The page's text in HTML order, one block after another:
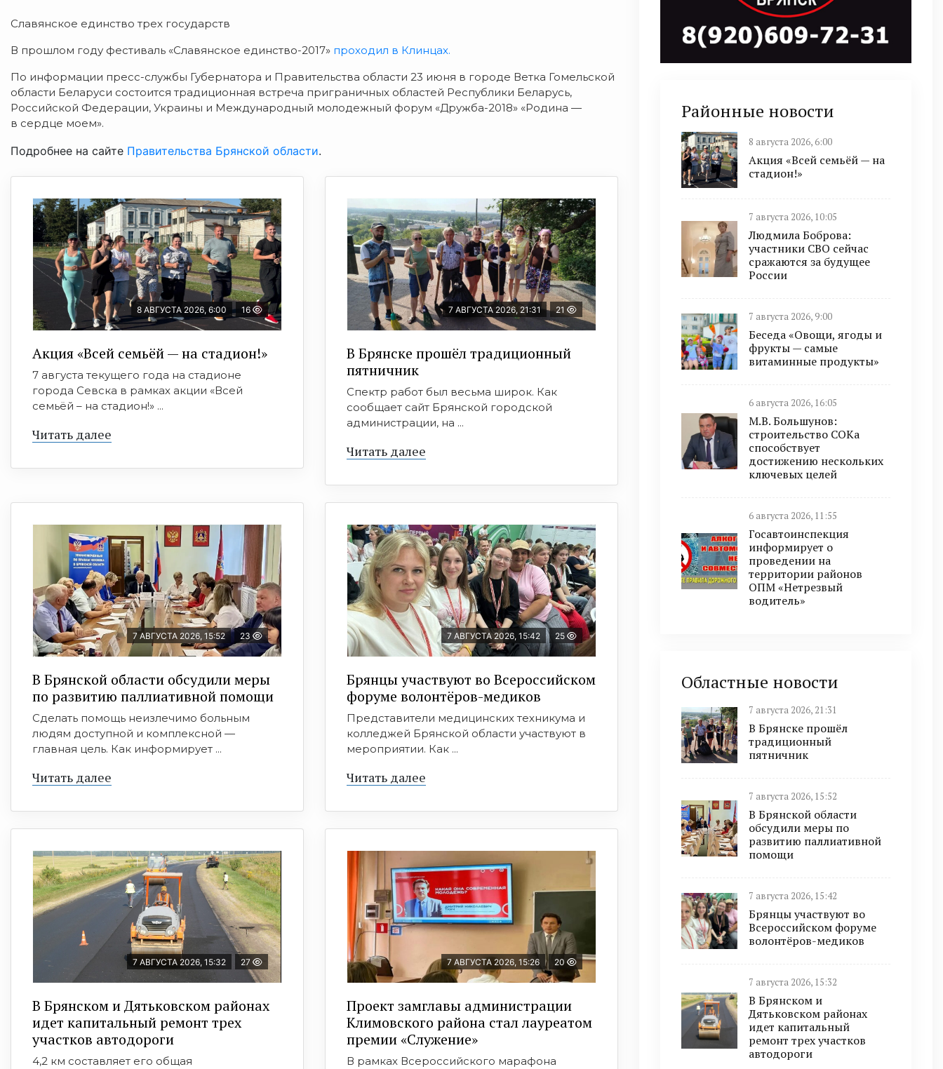
Славянское единство трех государств
В прошлом году фестиваль «Славянское единство-2017» проходил в Клинцах.
По информации пресс-службы Губернатора и Правительства области 23 июня в городе Ветка Гомельской
области Беларуси состоится традиционная встреча приграничных областей Республики Беларусь,
Российской Федерации, Украины и Международный молодежный форум «Дружба-2018» «Родина —
в сердце моем».
Подробнее на сайте Правительства Брянской области.
8 АВГУСТА 2026, 6:00 16
Акция «Всей семьёй — на стадион!»
7 августа текущего года на стадионе
города Севска в рамках акции «Всей
семьёй – на стадион!» ...
Читать далее
7 АВГУСТА 2026, 21:31 21
В Брянске прошёл традиционный
пятничник
Спектр работ был весьма широк. Как
сообщает сайт Брянской городской
администрации, на ...
Читать далее
7 АВГУСТА 2026, 15:52 23
В Брянской области обсудили меры
по развитию паллиативной помощи
Сделать помощь неизлечимо больным
людям доступной и комплексной —
главная цель. Как информирует ...
Читать далее
7 АВГУСТА 2026, 15:42 25
Брянцы участвуют во Всероссийском
форуме волонтёров-медиков
Представители медицинских техникума и
колледжей Брянской области участвуют в
мероприятии. Как ...
Читать далее
7 АВГУСТА 2026, 15:32 27
В Брянском и Дятьковском районах
идет капитальный ремонт трех
участков автодороги
4,2 км составляет его общая
7 АВГУСТА 2026, 15:26 20
Проект замглавы администрации
Климовского района стал лауреатом
премии «Служение»
В рамках Всероссийского марафона
Районные новости
8 августа 2026, 6:00
Акция «Всей семьёй — на
стадион!»
7 августа 2026, 10:05
Людмила Боброва:
участники СВО сейчас
сражаются за будущее
России
7 августа 2026, 9:00
Беседа «Овощи, ягоды и
фрукты — самые
витаминные продукты»
6 августа 2026, 16:05
М.В. Большунов:
строительство СОКа
способствует
достижению нескольких
ключевых целей
6 августа 2026, 11:55
Госавтоинспекция
информирует о
проведении на
территории районов
ОПМ «Нетрезвый
водитель»
Областные новости
7 августа 2026, 21:31
В Брянске прошёл
традиционный
пятничник
7 августа 2026, 15:52
В Брянской области
обсудили меры по
развитию паллиативной
помощи
7 августа 2026, 15:42
Брянцы участвуют во
Всероссийском форуме
волонтёров-медиков
7 августа 2026, 15:32
В Брянском и
Дятьковском районах
идет капитальный
ремонт трех участков
автодороги